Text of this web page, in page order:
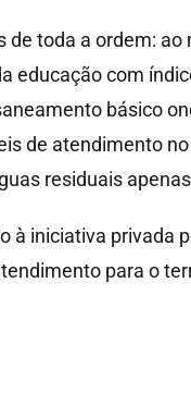
toda a ordem:
educação com
básico
de atendimento
residuais
à iniciativa privada
para o